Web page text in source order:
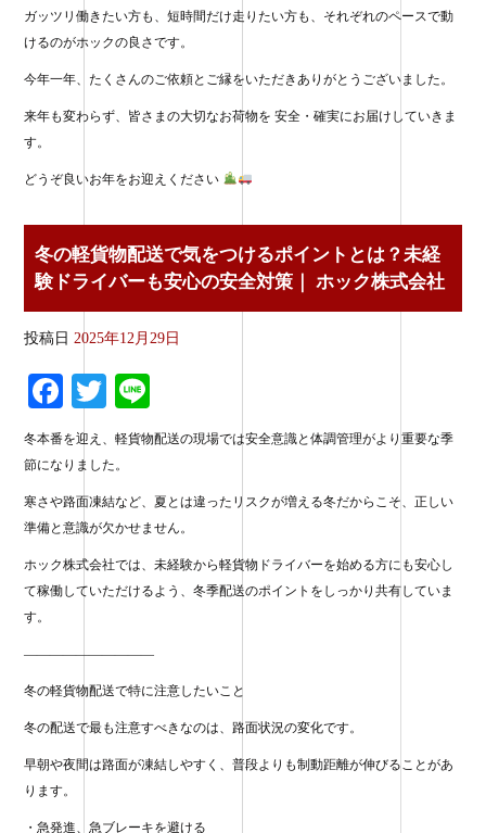
ガッツリ働きたい方も、短時間だけ走りたい方も、それぞれのペースで動
けるのがホックの良さです。
今年一年、たくさんのご依頼とご縁をいただきありがとうございました。
来年も変わらず、皆さまの大切なお荷物を 安全・確実にお届けしていきま
す。
どうぞ良いお年をお迎えください
冬の軽貨物配送で気をつけるポイントとは？未経
験ドライバーも安心の安全対策｜ ホック株式会社
投稿日 2025年12月29日
Fa
ce
bo
ok
T
wi
tte
r
ne
冬本番を迎え、軽貨物配送の現場では安全意識と体調管理がより重要な季
節になりました。
寒さや路面凍結など、夏とは違ったリスクが増える冬だからこそ、正しい
準備と意識が欠かせません。
ホック株式会社では、未経験から軽貨物ドライバーを始める方にも安心し
て稼働していただけるよう、冬季配送のポイントをしっかり共有していま
す。
——————————
冬の軽貨物配送で特に注意したいこと
冬の配送で最も注意すべきなのは、路面状況の変化です。
早朝や夜間は路面が凍結しやすく、普段よりも制動距離が伸びることがあ
ります。
・急発進、急ブレーキを避ける